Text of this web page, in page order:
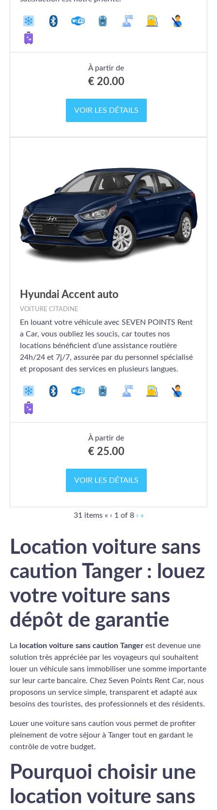
À partir de
€ 20.00
VOIR LES DÉTAILS
Hyundai Accent auto
VOITURE CITADINE
En louant votre véhicule avec SEVEN POINTS Rent
a Car, vous oubliez les soucis, car toutes nos
locations bénéficient d’une assistance routière
24h/24 et 7j/7, assurée par du personnel spécialisé
et proposant des services en plusieurs langues.
À partir de
€ 25.00
VOIR LES DÉTAILS
31 items « ‹ Current
1 of 8 Next
› Last
»
Location voiture sans
caution Tanger : louez
votre voiture sans
dépôt de garantie
La location voiture sans caution Tanger est devenue une
solution très appréciée par les voyageurs qui souhaitent
louer un véhicule sans immobiliser une somme importante
sur leur carte bancaire. Chez Seven Points Rent Car, nous
proposons un service simple, transparent et adapté aux
besoins des touristes, des professionnels et des résidents.
Louer une voiture sans caution vous permet de profiter
pleinement de votre séjour à Tanger tout en gardant le
contrôle de votre budget.
Pourquoi choisir une
location voiture sans